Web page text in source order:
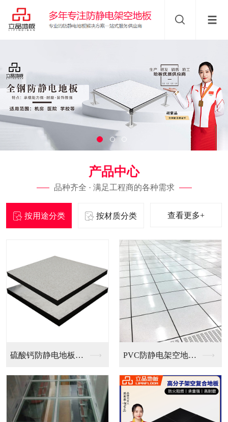
产品中心
品种齐全 · 满足工程商的各种需求
按用途分类 按材质分类 查看更多+
PVC防静电架空地板... 全钢无边防静电地板